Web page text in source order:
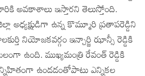
అవకాశాలు ఇస్తారని తెలుస్తోంది.
అధ్యక్షుడిగా ఉన్న కొమ్మూరి ప్రతాపరెడ్డిని
నియోజకవర్గం ఇన్చార్జి ఝాన్సీ రెడ్డికి
ఉంది. ముఖ్యమంత్రి రేవంత్ రెడ్డికి
ఉండడంతోపాటు ఎన్నికల